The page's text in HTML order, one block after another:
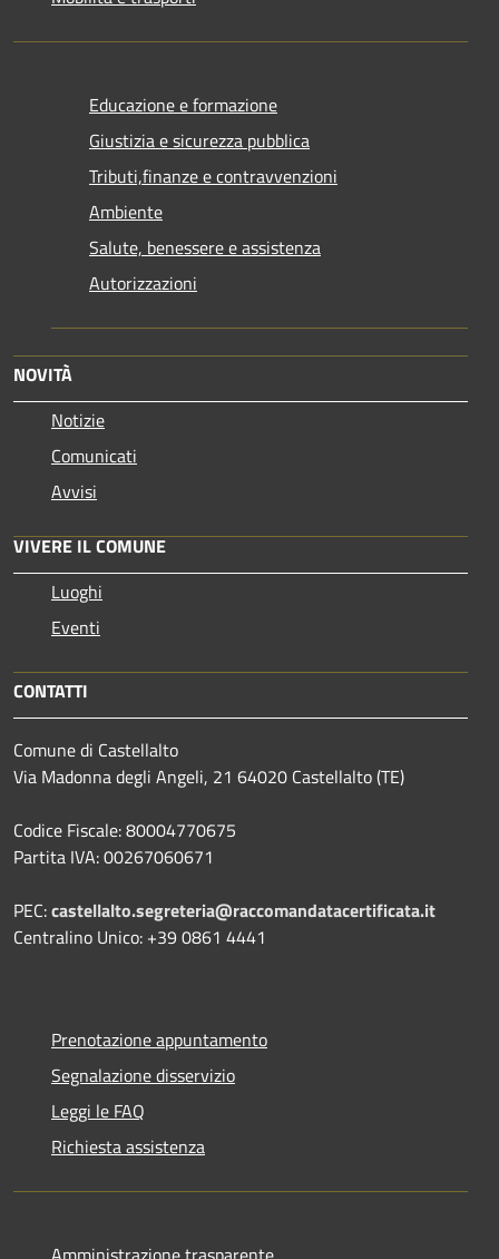
Educazione e formazione
Giustizia e sicurezza pubblica
Tributi,finanze e contravvenzioni
Ambiente
Salute, benessere e assistenza
Autorizzazioni
NOVITÀ
Notizie
Comunicati
Avvisi
VIVERE IL COMUNE
Luoghi
Eventi
CONTATTI
Comune di Castellalto
Via Madonna degli Angeli, 21 64020 Castellalto (TE)
Codice Fiscale: 80004770675
Partita IVA: 00267060671
PEC:castellalto.segreteria@raccomandatacertificata.it
Centralino Unico: +39 0861 4441
Prenotazione appuntamento
Segnalazione disservizio
Leggi le FAQ
Richiesta assistenza